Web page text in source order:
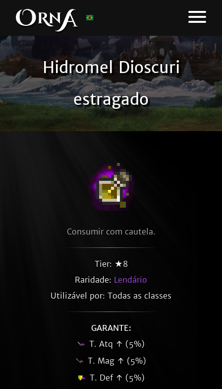
Hidromel Dioscuri
estragado
Consumir com cautela.
Tier: ★8
Raridade: Lendário
Utilizável por: Todas as classes
GARANTE:
T. Atq ↑ (5%)
T. Mag ↑ (5%)
T. Def ↑ (5%)